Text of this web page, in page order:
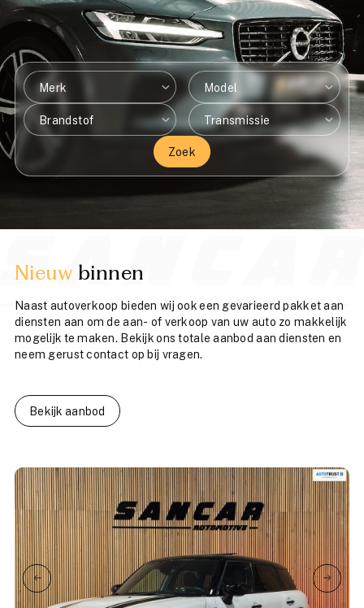
Merk Model
Brandstof Transmissie
Zoek
Nieuw binnen
Naast autoverkoop bieden wij ook een gevarieerd pakket aan
diensten aan om de aan- of verkoop van uw auto zo makkelijk
mogelijk te maken. Bekijk ons totale aanbod aan diensten en
neem gerust contact op bij vragen.
Bekijk aanbod